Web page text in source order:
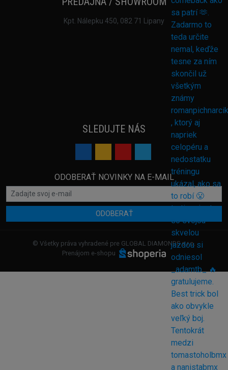
Kpt. Nálepku 450, 082 71 Lipany
SLEDUJTE NÁS
ODOBERAŤ NOVINKY NA E-MAIL
ODOBERAŤ
© Všetky práva vyhradené pre GLOBAL DIAMONDS s.r.o.
Prenájom e-shopu